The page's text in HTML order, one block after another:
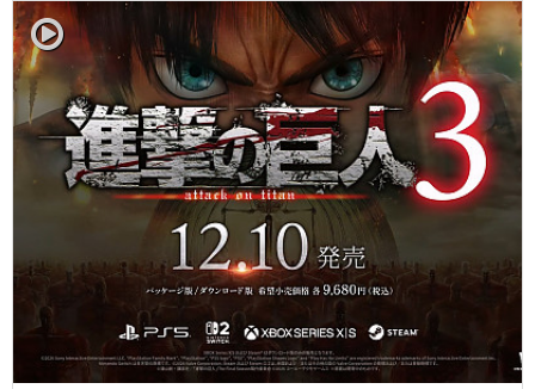
인Pocketpair의 정식 라이선스를 받아, 글로벌 히트작 '팰월드(Palworld)'를
기반으로 한…